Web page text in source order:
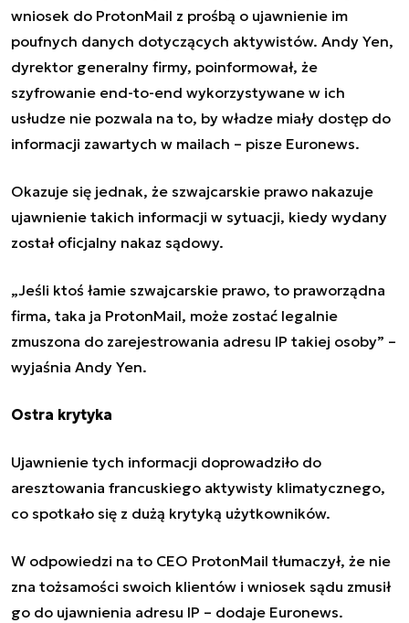
wniosek do ProtonMail z prośbą o ujawnienie im
poufnych danych dotyczących aktywistów. Andy Yen,
dyrektor generalny firmy, poinformował, że
szyfrowanie end-to-end wykorzystywane w ich
usłudze nie pozwala na to, by władze miały dostęp do
informacji zawartych w mailach – pisze Euronews.
Okazuje się jednak, że szwajcarskie prawo nakazuje
ujawnienie takich informacji w sytuacji, kiedy wydany
został oficjalny nakaz sądowy.
„Jeśli ktoś łamie szwajcarskie prawo, to praworządna
firma, taka ja ProtonMail, może zostać legalnie
zmuszona do zarejestrowania adresu IP takiej osoby” –
wyjaśnia Andy Yen.
Ostra krytyka
Ujawnienie tych informacji doprowadziło do
aresztowania francuskiego aktywisty klimatycznego,
co spotkało się z dużą krytyką użytkowników.
W odpowiedzi na to CEO ProtonMail tłumaczył, że nie
zna tożsamości swoich klientów i wniosek sądu zmusił
go do ujawnienia adresu IP – dodaje Euronews.